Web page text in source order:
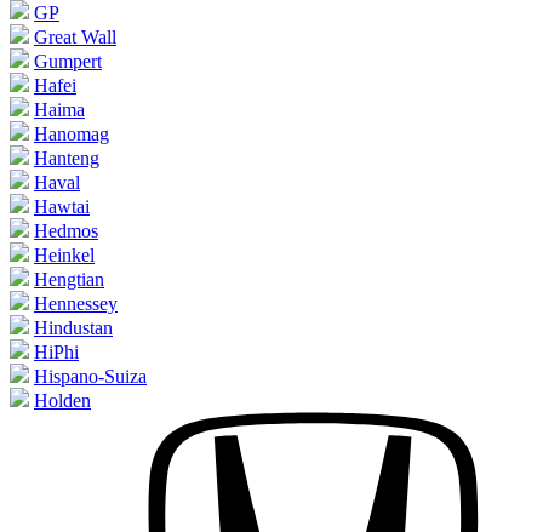
GP
Great Wall
Gumpert
Hafei
Haima
Hanomag
Hanteng
Haval
Hawtai
Hedmos
Heinkel
Hengtian
Hennessey
Hindustan
HiPhi
Hispano-Suiza
Holden